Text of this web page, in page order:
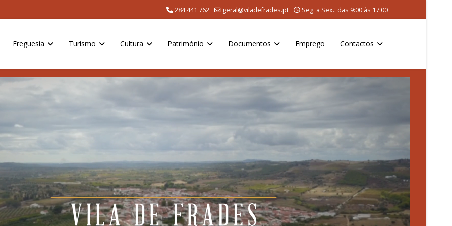
284 441 762 geral@viladefrades.pt Seg. a Sex.: das 9:00 às 17:00
Freguesia Turismo Cultura Património Documentos Emprego Contactos